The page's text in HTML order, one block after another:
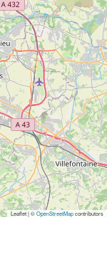
Leaflet | ©OpenStreetMapcontributors